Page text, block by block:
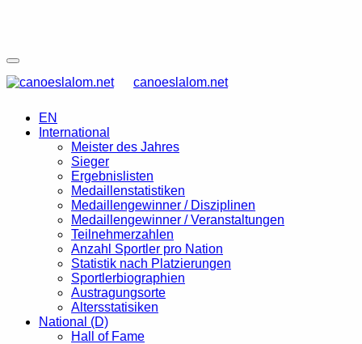
canoeslalom.net
EN
International
Meister des Jahres
Sieger
Ergebnislisten
Medaillenstatistiken
Medaillengewinner / Disziplinen
Medaillengewinner / Veranstaltungen
Teilnehmerzahlen
Anzahl Sportler pro Nation
Statistik nach Platzierungen
Sportlerbiographien
Austragungsorte
Altersstatisiken
National (D)
Hall of Fame